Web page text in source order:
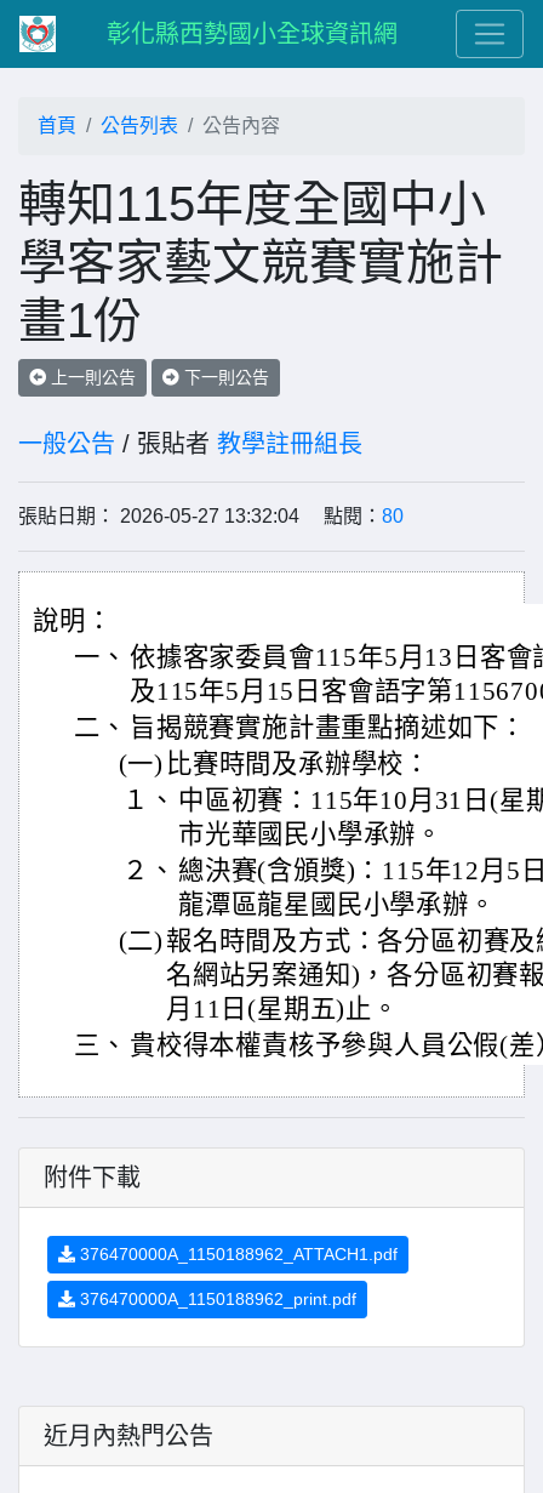
彰化縣西勢國小全球資訊網
首頁 公告列表 公告內容
轉知115年度全國中小
學客家藝文競賽實施計
畫1份
上一則公告 下一則公告
一般公告 / 張貼者 教學註冊組長
張貼日期： 2026-05-27 13:32:04 點閱： 80
說明：
一、 依據客家委員會115年5月13日客會
及115年5月15日客會語字第
二、 旨揭競賽實施計畫重點摘述如下：
(一) 比賽時間及承辦學校：
１、 中區初賽：115年10月31日(星
市光華國民小學承辦。
２、 總決賽(含頒獎)：115年12月5
龍潭區龍星國民小學承辦。
(二) 報名時間及方式：各分區初賽
名網站另案通知)，各分區初賽
月11日(星期五)止。
三、 貴校得本權責核予參與人員公假(差
附件下載
376470000A_1150188962_ATTACH1.pdf
376470000A_1150188962_print.pdf
近月內熱門公告